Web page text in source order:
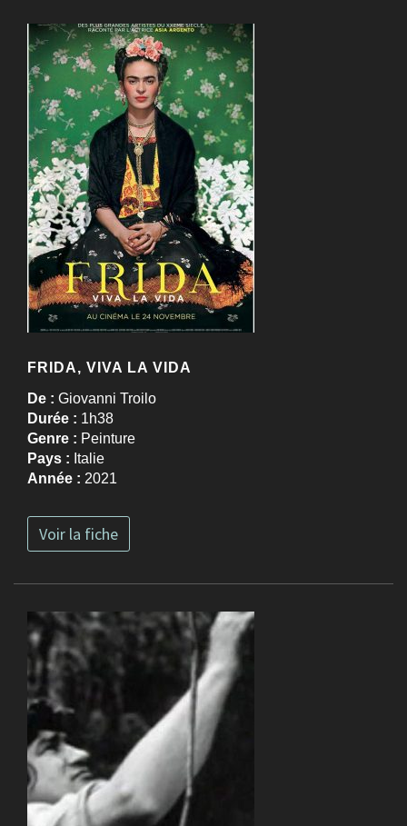
FRIDA, VIVA LA VIDA
De : Giovanni Troilo
Durée : 1h38
Genre : Peinture
Pays : Italie
Année : 2021
Voir la fiche